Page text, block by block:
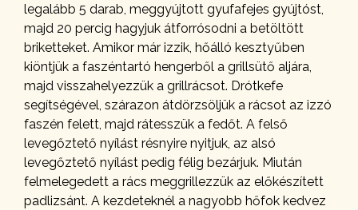
legalább 5 darab, meggyújtott gyufafejes gyújtóst,
majd 20 percig hagyjuk átforrósodni a betöltött
briketteket. Amikor már izzik, hőálló kesztyűben
kiöntjük a faszéntartó hengerből a grillsütő aljára,
majd visszahelyezzük a grillrácsot. Drótkefe
segítségével, szárazon átdörzsöljük a rácsot az izzó
faszén felett, majd rátesszük a fedőt. A felső
levegőztető nyílást résnyire nyitjuk, az alsó
levegőztető nyílást pedig félig bezárjuk. Miután
felmelegedett a rács meggrillezzük az előkészített
padlizsánt. A kezdeteknél a nagyobb hőfok kedvez